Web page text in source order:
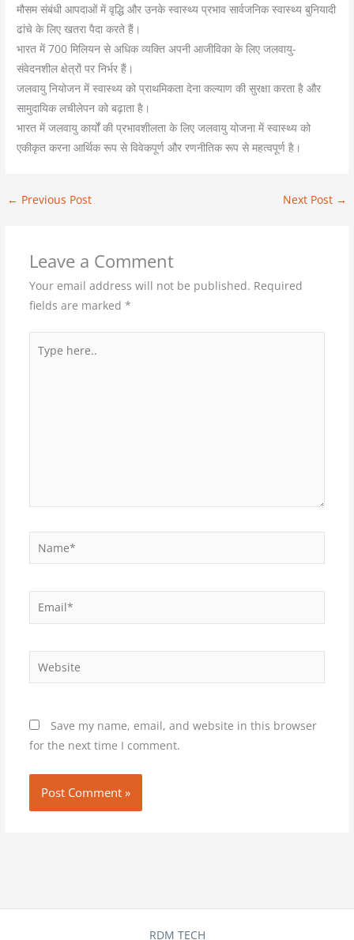
मौसम संबंधी आपदाओं में वृद्धि और उनके स्वास्थ्य प्रभाव सार्वजनिक स्वास्थ्य बुनियादी
ढांचे के लिए खतरा पैदा करते हैं।
भारत में 700 मिलियन से अधिक व्यक्ति अपनी आजीविका के लिए जलवायु-
संवेदनशील क्षेत्रों पर निर्भर हैं।
जलवायु नियोजन में स्वास्थ्य को प्राथमिकता देना कल्याण की सुरक्षा करता है और
सामुदायिक लचीलेपन को बढ़ाता है।
भारत में जलवायु कार्यों की प्रभावशीलता के लिए जलवायु योजना में स्वास्थ्य को
एकीकृत करना आर्थिक रूप से विवेकपूर्ण और रणनीतिक रूप से महत्वपूर्ण है।
← Previous Post Next Post →
Leave a Comment
Your email address will not be published. Required
fields are marked *
here..
Email*
Website
Save my name, email, and website in this browser
for the next time I comment.
RDM TECH